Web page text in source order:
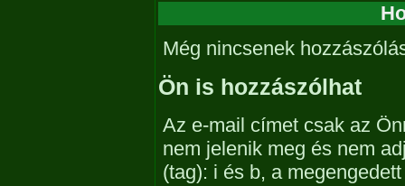
Még nincsenek
Ön is hozzászólhat
Az e-mail címet csak az
nem jelenik meg és nem
(tag): i és b, a